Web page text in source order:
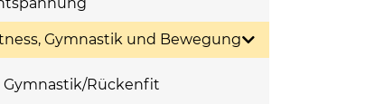
Gymnastik und Bewegung
Gymnastik/Rückenfit